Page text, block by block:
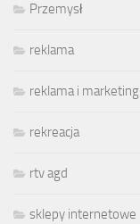
Przemysł
reklama
reklama i marketing
rekreacja
rtv agd
sklepy internetowe